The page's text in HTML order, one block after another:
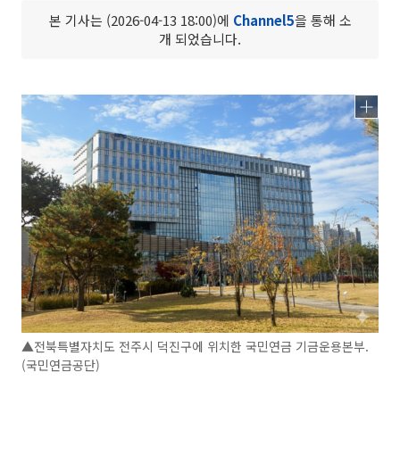
본 기사는 (2026-04-13 18:00)에 Channel5을 통해 소
개 되었습니다.
▲전북특별자치도 전주시 덕진구에 위치한 국민연금 기금운용본부.
(국민연금공단)